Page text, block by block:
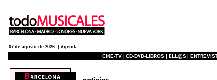
07 de agosto de 2026 | Agenda
CINE-TV | CD-DVD-LIBROS | ELL@S |